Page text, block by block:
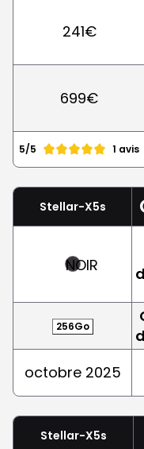
241€
699€
5/5 1 avis
Stellar-X5s
NOIR
256Go
octobre 2025
Stellar-X5s